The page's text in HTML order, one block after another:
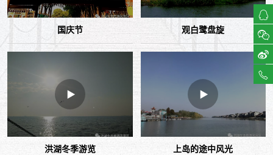
国庆节 观白鹭盘旋
洪湖冬季游览 上岛的途中风光